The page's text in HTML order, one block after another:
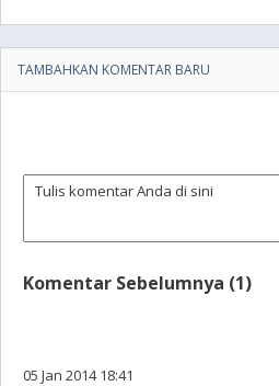
TAMBAHKAN KOMENTAR BARU
Komentar Sebelumnya (1)
05 Jan 2014 18:41